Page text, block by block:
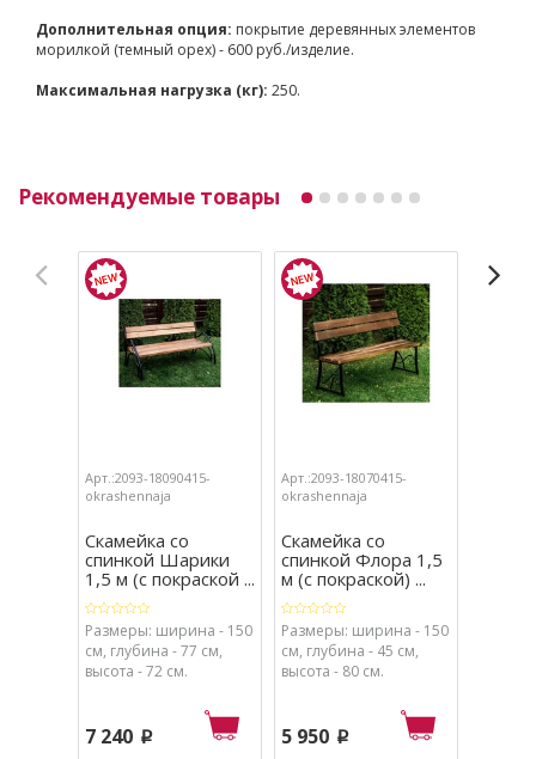
Дополнительная опция: покрытие деревянных элементов
морилкой (темный орех) - 600 руб./изделие.
Максимальная нагрузка (кг): 250.
Рекомендуемые товары
Арт.:2093-18090415-
okrashennaja
Скамейка со
спинкой Шарики
1,5 м (с покраской ...
Размеры: ширина - 150
см, глубина - 77 см,
высота - 72 см.
7 240 p
Арт.:2093-18070415-
okrashennaja
Скамейка со
спинкой Флора 1,5
м (с покраской) ...
Размеры: ширина - 150
см, глубина - 45 см,
высота - 80 см.
5 950 p